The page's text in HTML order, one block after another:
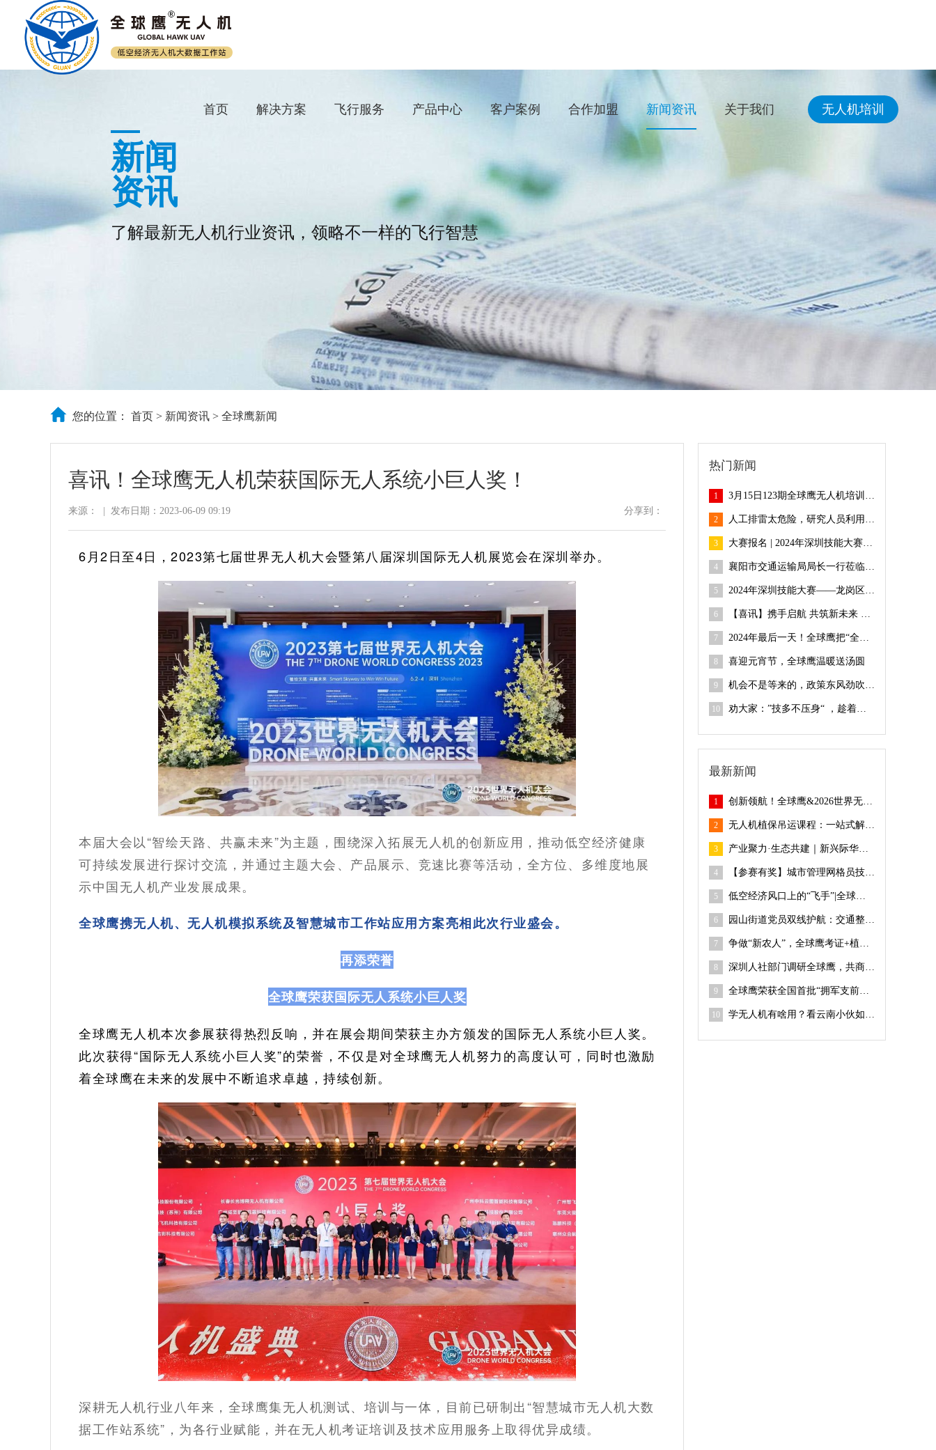
首页 解决方案 飞行服务 产品中心 客户案例 合作加盟 新闻资讯 关于我们 无人机培训
新闻
资讯
了解最新无人机行业资讯，领略不一样的飞行智慧
您的位置： 首页 > 新闻资讯 > 全球鹰新闻
喜讯！全球鹰无人机荣获国际无人系统小巨人奖！
来源： 发布日期：2023-06-09 09:19 分享到：
6月2日至4日，2023第七届世界无人机大会暨第八届深圳国际无人机展览会在深圳举办。
本届大会以“智绘天路、共赢未来”为主题，围绕深入拓展无人机的创新应用，推动低空经济健康
可持续发展进行探讨交流，并通过主题大会、产品展示、竞速比赛等活动，全方位、多维度地展
示中国无人机产业发展成果。
全球鹰携无人机、无人机模拟系统及智慧城市工作站应用方案亮相此次行业盛会。
再添荣誉
全球鹰荣获国际无人系统小巨人奖
全球鹰无人机本次参展获得热烈反响，并在展会期间荣获主办方颁发的国际无人系统小巨人奖。
此次获得“国际无人系统小巨人奖”的荣誉，不仅是对全球鹰无人机努力的高度认可，同时也激励
着全球鹰在未来的发展中不断追求卓越，持续创新。
深耕无人机行业八年来，全球鹰集无人机测试、培训与一体，目前已研制出“智慧城市无人机大数
据工作站系统”，为各行业赋能，并在无人机考证培训及技术应用服务上取得优异成绩。
热门新闻
1 3月15日123期全球鹰无人机培训班火热报名中！
2 人工排雷太危险，研究人员利用无人机配合蜜蜂排雷
3 大赛报名 | 2024年深圳技能大赛——龙岗区无人机驾驶员职业技能竞赛开始报名啦~
4 襄阳市交通运输局局长一行莅临全球鹰无人机基地考察合作，共探合作新机遇
5 2024年深圳技能大赛——龙岗区无人机驾驶员职业技能竞赛等你来参与，速戳→
6 【喜讯】携手启航 共筑新未来 全球鹰湖南衡阳大浦培训基地揭牌！
7 2024年最后一天！全球鹰把“全国无人机飞手培训”四项大奖包圆啦
8 喜迎元宵节，全球鹰温暖送汤圆
9 机会不是等来的，政策东风劲吹 “低空经济”迎来黄金机遇期 |全球鹰241期无人机考证开班仪式
10 劝大家：”技多不压身“ ，趁着空闲时间尽早入行”低空经济“| 全球鹰第240期无人机考证开班仪式
最新新闻
1 创新领航！全球鹰&2026世界无人机大会圆满落幕
2 无人机植保吊运课程：一站式解决农业作业难题！
3 产业聚力·生态共建｜新兴际华应急产业公司、广东省应急协会领导莅临全球鹰指导
4 【参赛有奖】城市管理网格员技能竞赛，报名开始啦！
5 低空经济风口上的“飞手”|全球鹰246期无人机考证开班仪式
6 园山街道党员双线护航：交通整治显成效 紧急救援暖人心
7 争做“新农人”，全球鹰考证+植保吊运技能培训课程上线
8 深圳人社部门调研全球鹰，共商无人机职业技能人才培训
9 全球鹰荣获全国首批“拥军支前无人机编队实训基地”
10 学无人机有啥用？看云南小伙如何打开返乡创业新赛道